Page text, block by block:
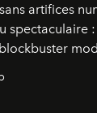
artifices
spectaculaire